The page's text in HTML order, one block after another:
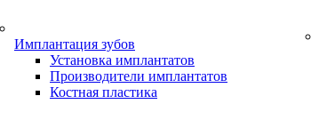
Имплантация зубов
Установка имплантатов
Производители имплантатов
Костная пластика